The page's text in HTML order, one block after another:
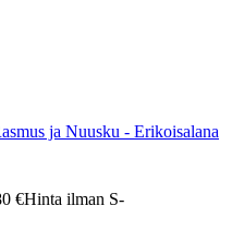
ja Nuusku - Erikoisalana
€Hinta ilman S-